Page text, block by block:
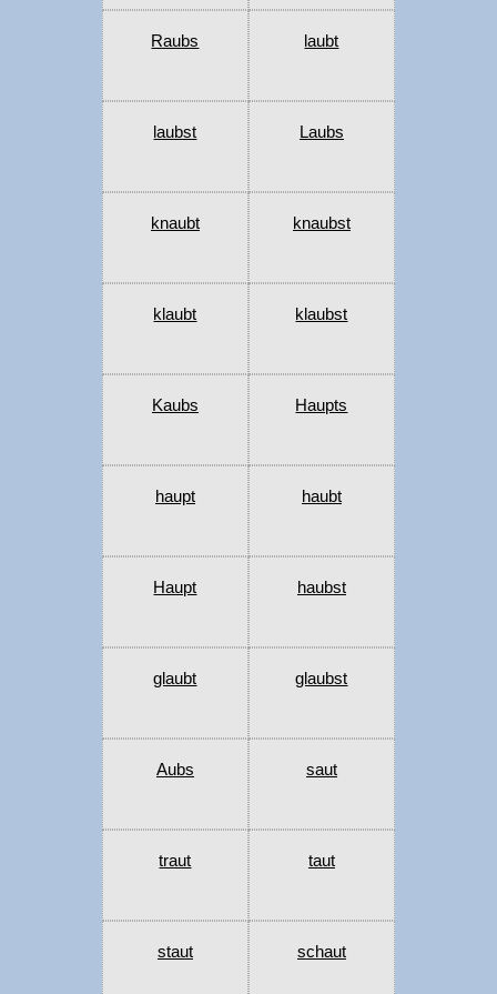
Raubs laubt
laubst Laubs
knaubt knaubst
klaubt klaubst
Kaubs Haupts
haupt haubt
Haupt haubst
glaubt glaubst
Aubs saut
traut taut
staut schaut